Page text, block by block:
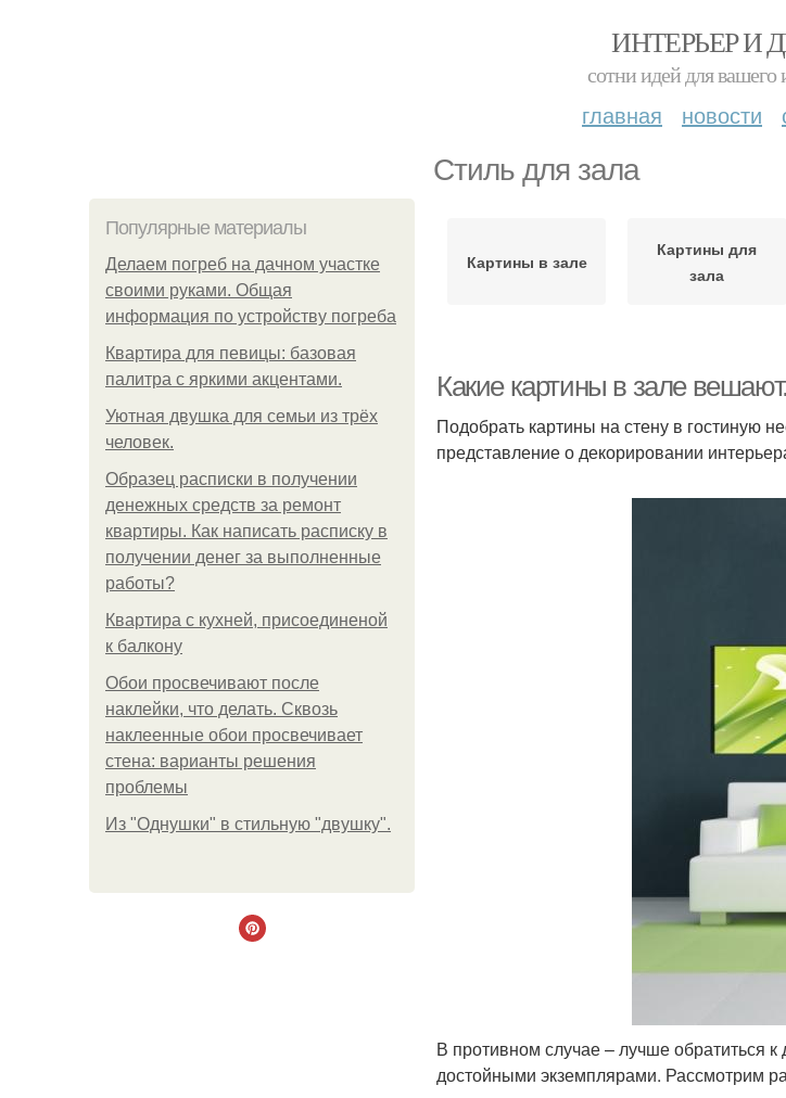
ИНТЕРЬЕР И
сотни идей для вашего
главная новости
Стиль для зала
Популярные материалы
Делаем погреб на дачном участке
своими руками. Общая
информация по устройству погреба
Квартира для певицы: базовая
палитра с яркими акцентами.
Уютная двушка для семьи из трёх
человек.
Образец расписки в получении
денежных средств за ремонт
квартиры. Как написать расписку в
получении денег за выполненные
работы?
Квартира с кухней, присоединеной
к балкону
Обои просвечивают после
наклейки, что делать. Сквозь
наклеенные обои просвечивает
стена: варианты решения
проблемы
Из "Однушки" в стильную "двушку".
Картины в зале
Картины для
зала
Какие картины в зале
Подобрать картины на стену в гостиную
представление о декорировании
В противном случае – лучше обратиться
достойными экземплярами. Рассмотрим